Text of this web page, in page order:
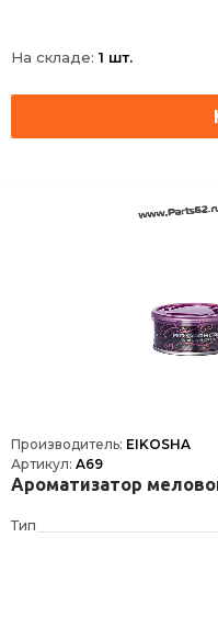
Толщина упаковки, мм
На складе: 1 шт.
Производитель: EIKOSHA
Артикул: A69
Ароматизатор
Тип